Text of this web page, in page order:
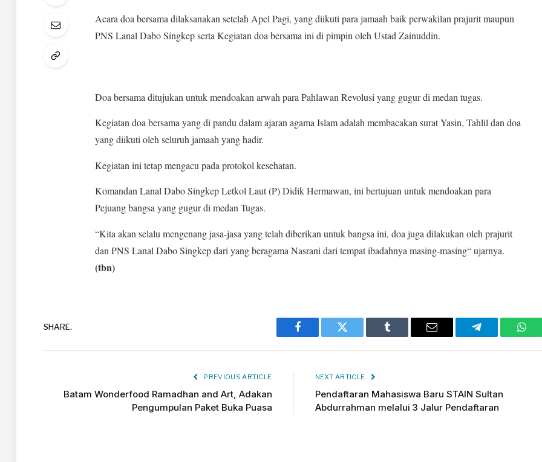
Acara doa bersama dilaksanakan setelah Apel Pagi, yang diikuti para jamaah baik perwakilan prajurit maupun
PNS Lanal Dabo Singkep serta Kegiatan doa bersama ini di pimpin oleh Ustad Zainuddin.
Doa bersama ditujukan untuk mendoakan arwah para Pahlawan Revolusi yang gugur di medan tugas.
Kegiatan doa bersama yang di pandu dalam ajaran agama Islam adalah membacakan surat Yasin, Tahlil dan doa
yang diikuti oleh seluruh jamaah yang hadir.
Kegiatan ini tetap mengacu pada protokol kesehatan.
Komandan Lanal Dabo Singkep Letkol Laut (P) Didik Hermawan, ini bertujuan untuk mendoakan para
Pejuang bangsa yang gugur di medan Tugas.
“Kita akan selalu mengenang jasa-jasa yang telah diberikan untuk bangsa ini, doa juga dilakukan oleh prajurit
dan PNS Lanal Dabo Singkep dari yang beragama Nasrani dari tempat ibadahnya masing-masing“ ujarnya.
(tbn)
SHARE.
Facebook Twitter Tumblr Email Telegram
PREVIOUS ARTICLE
Batam Wonderfood Ramadhan and Art, Adakan
Pengumpulan Paket Buka Puasa
NEXT ARTICLE
Pendaftaran Mahasiswa Baru STAIN Sultan
Abdurrahman melalui 3 Jalur Pendaftaran